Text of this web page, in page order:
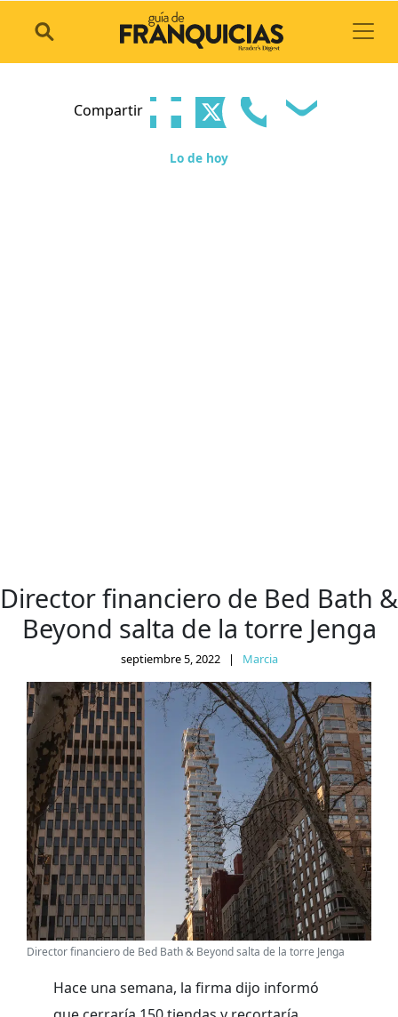
Compartir
Lo de hoy
Director financiero de Bed Bath &
Beyond salta de la torre Jenga
septiembre 5, 2022 | Marcia
Director financiero de Bed Bath & Beyond salta de la torre Jenga
Hace una semana, la firma dijo informó